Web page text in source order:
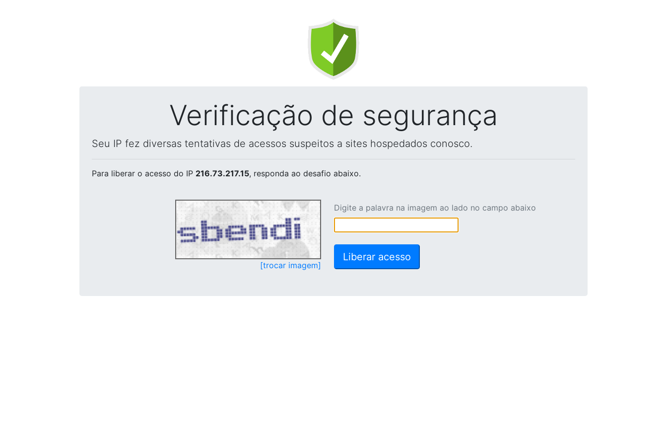
Verificação de segurança
Seu IP fez diversas tentativas de acessos suspeitos a sites hospedados conosco.
Para liberar o acesso do IP 216.73.217.15, responda ao desafio abaixo.
[trocar imagem]
Digite a palavra na imagem ao lado no campo abaixo